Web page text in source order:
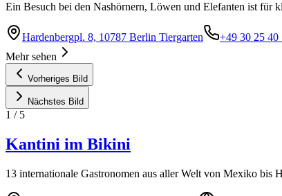
Ein Besuch bei den Nashörnern, Löwen und Elefanten ist für
Hardenbergpl. 8, 10787 Berlin Tiergarten +49 30 25 40
Mehr sehen
Vorheriges Bild
Nächstes Bild
1 / 5
Kantini im Bikini
13 internationale Gastronomen aus aller Welt von Mexiko